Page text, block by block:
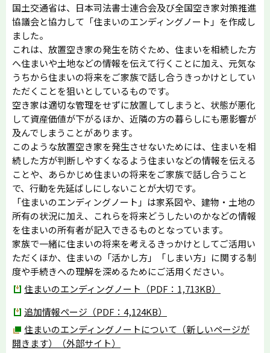
国土交通省は、日本司法書士連合会及び全国空き家対策推進
協議会と協力して「住まいのエンディングノート」を作成し
ました。
これは、放置空き家の発生を防ぐため、住まいを相続した方
へ住まいや土地などの情報を伝えて行くことに加え、元気な
うちから住まいの将来をご家族で話し合うきっかけとしてい
ただくことを狙いとしているものです。
空き家は適切な管理をせずに放置してしまうと、状態が悪化
して資産価値が下がるほか、近隣の方の暮らしにも悪影響が
及んでしまうことがあります。
このような放置空き家を発生させないためには、住まいを相
続した方が判断しやすくなるよう住まいなどの情報を伝える
ことや、あらかじめ住まいの将来をご家族で話し合うこと
で、行動を先延ばしにしないことが大切です。
「住まいのエンディングノート」は家系図や、建物・土地の
所有の状況に加え、これらを将来どうしたいのかなどの情報
を住まいの所有者が記入できるものとなっています。
家族で一緒に住まいの将来を考えるきっかけとしてご活用い
ただくほか、住まいの「活かし方」「しまい方」に関する制
度や手続きへの理解を深めるためにご活用ください。
住まいのエンディングノート（PDF：1,713KB）
追加情報ページ（PDF：4,124KB）
住まいのエンディングノートについて（新しいページが
開きます）（外部サイト）